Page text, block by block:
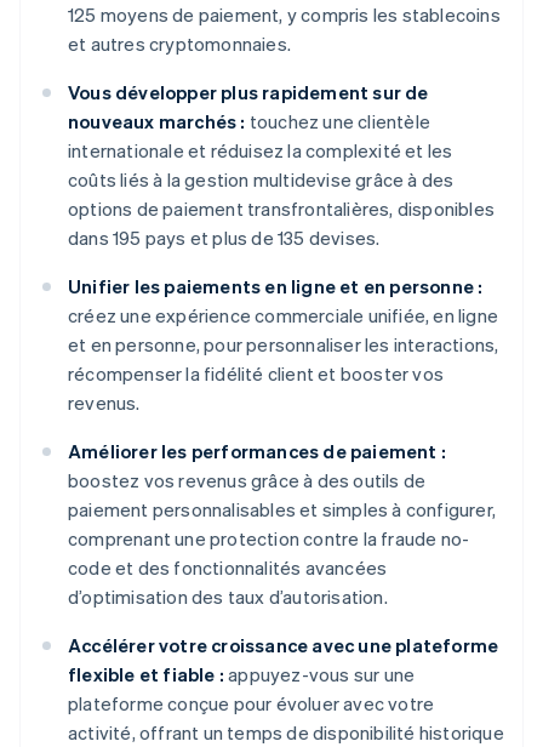
125 moyens de paiement, y compris les stablecoins
et autres cryptomonnaies.
Vous développer plus rapidement sur de
nouveaux marchés : touchez une clientèle
internationale et réduisez la complexité et les
coûts liés à la gestion multidevise grâce à des
options de paiement transfrontalières, disponibles
dans 195 pays et plus de 135 devises.
Unifier les paiements en ligne et en personne :
créez une expérience commerciale unifiée, en ligne
et en personne, pour personnaliser les interactions,
récompenser la fidélité client et booster vos
revenus.
Améliorer les performances de paiement :
boostez vos revenus grâce à des outils de
paiement personnalisables et simples à configurer,
comprenant une protection contre la fraude no-
code et des fonctionnalités avancées
d’optimisation des taux d’autorisation.
Accélérer votre croissance avec une plateforme
flexible et fiable : appuyez-vous sur une
plateforme conçue pour évoluer avec votre
activité, offrant un temps de disponibilité historique